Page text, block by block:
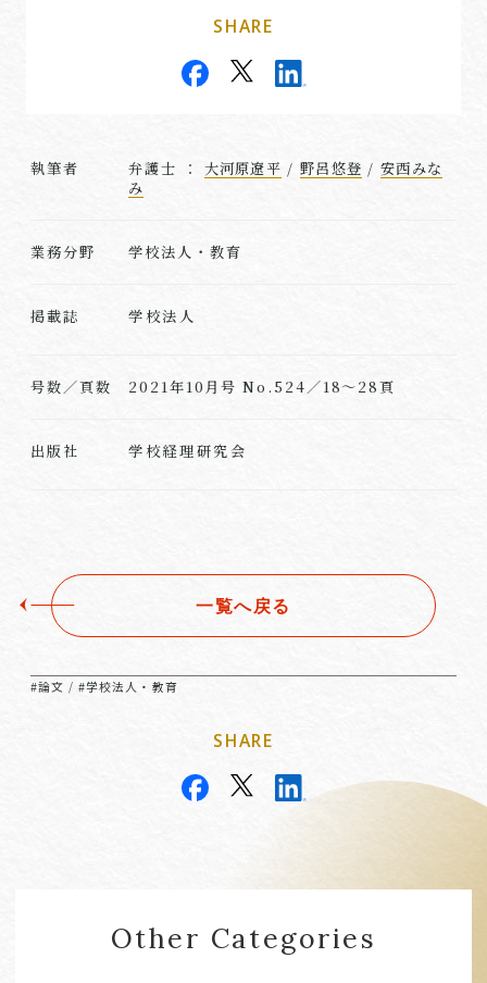
SHARE
執筆者 弁護士 ： 大河原遼平 / 野呂悠登 / 安西みな
み
業務分野 学校法人・教育
掲載誌 学校法人
号数／頁数 2021年10月号 No.524／18～28頁
出版社 学校経理研究会
一覧へ戻る
#論文 /#学校法人・教育
SHARE
Other Categories